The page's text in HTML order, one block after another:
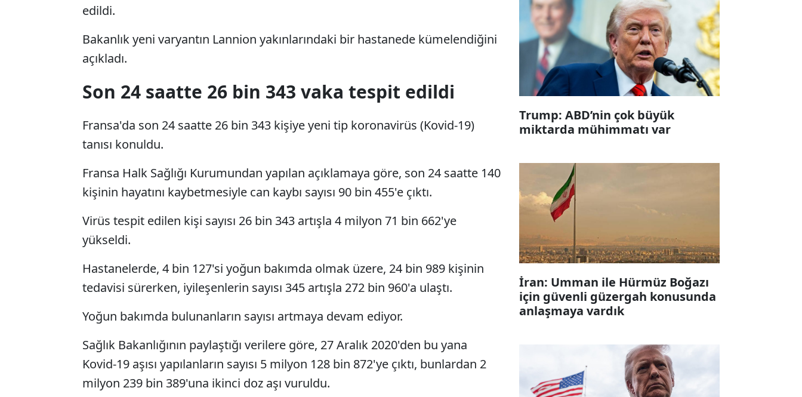
edildi.
Bakanlık yeni varyantın Lannion yakınlarındaki bir hastanede kümelendiğini
açıkladı.
Son 24 saatte 26 bin 343 vaka tespit edildi
Fransa'da son 24 saatte 26 bin 343 kişiye yeni tip koronavirüs (Kovid-19)
tanısı konuldu.
Fransa Halk Sağlığı Kurumundan yapılan açıklamaya göre, son 24 saatte 140
kişinin hayatını kaybetmesiyle can kaybı sayısı 90 bin 455'e çıktı.
Virüs tespit edilen kişi sayısı 26 bin 343 artışla 4 milyon 71 bin 662'ye
yükseldi.
Hastanelerde, 4 bin 127'si yoğun bakımda olmak üzere, 24 bin 989 kişinin
tedavisi sürerken, iyileşenlerin sayısı 345 artışla 272 bin 960'a ulaştı.
Yoğun bakımda bulunanların sayısı artmaya devam ediyor.
Sağlık Bakanlığının paylaştığı verilere göre, 27 Aralık 2020'den bu yana
Kovid-19 aşısı yapılanların sayısı 5 milyon 128 bin 872'ye çıktı, bunlardan 2
milyon 239 bin 389'una ikinci doz aşı vuruldu.
Trump: ABD’nin çok büyük
miktarda mühimmatı var
İran: Umman ile Hürmüz Boğazı
için güvenli güzergah konusunda
anlaşmaya vardık